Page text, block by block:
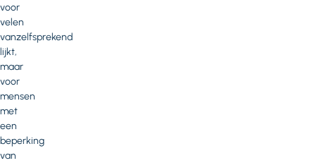
voor
velen
vanzelfsprekend
lijkt,
maar
voor
mensen
met
een
beperking
van